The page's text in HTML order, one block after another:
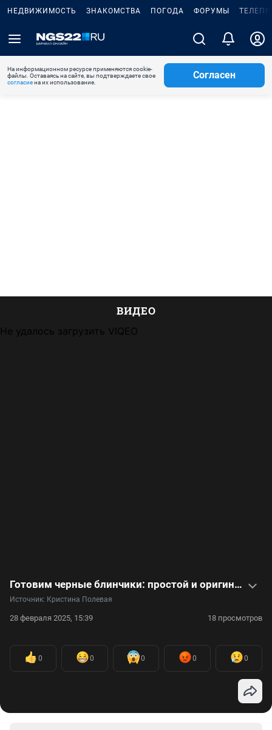
НЕДВИЖИМОСТЬ ЗНАКОМСТВА ПОГОДА ФОРУМЫ
На информационном ресурсе применяются cookie-
файлы. Оставаясь на сайте, вы подтверждаете свое
согласиена их использование.
Согласен
ВИДЕО
Не удалось загрузить VIQEO
Готовим черные блинчики: простой и оригинальный видеорецепт на Масленицу
Источник: Кристина Полевая
28 февраля 2025, 15:39 18 просмотров
0 0 0 0 0